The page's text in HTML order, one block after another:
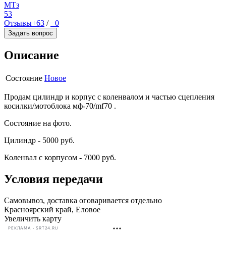
МТз
53
Отзывы+63 /−0
Задать вопрос
Описание
Состояние Новое
Продам цилиндр и корпус с коленвалом и частью сцепления
косилки/мотоблока мф-70/mf70 .
Состояние на фото.
Цилиндр - 5000 руб.
Коленвал с корпусом - 7000 руб.
Условия передачи
Самовывоз, доставка оговаривается отдельно
Красноярский край, Еловое
Увеличить карту
РЕКЛАМА • SRT24.RU